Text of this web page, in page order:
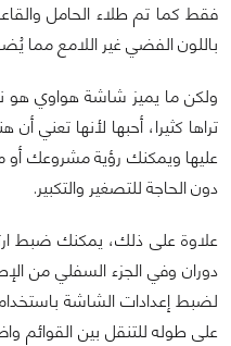
فقط كما تم طلاء الحامل
باللون الفضي غير اللامع مما
تراها كثيرا، أحبها لأنها تعني
عليها ويمكنك رؤية مشروعك أو
دون الحاجة للتصغير والتكبير.
علاوة على ذلك، يمكنك ضبط
لضبط إعدادات الشاشة
على طوله للتنقل بين القوائم